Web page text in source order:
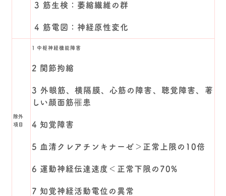
3 筋生検：萎縮繊維の群
4 筋電図：神経原性変化
除外
項目
1 中枢神経機能障害
2 関節拘縮
3 外眼筋、横隔膜、心筋の障害、聴覚障害、著
しい顔面筋罹患
4 知覚障害
5 血清クレアチンキナーゼ＞正常上限の10倍
6 運動神経伝達速度＜正常下限の70%
7 知覚神経活動電位の異常